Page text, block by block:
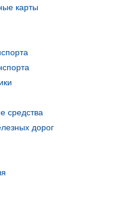
карты
средства
дорог